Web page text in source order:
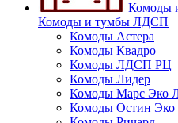
Комоды
Комоды и тумбы ЛДСП
Комоды Астера
Комоды Квадро
Комоды ЛДСП РЦ
Комоды Лидер
Комоды Марс Эко
Комоды Остин Эко